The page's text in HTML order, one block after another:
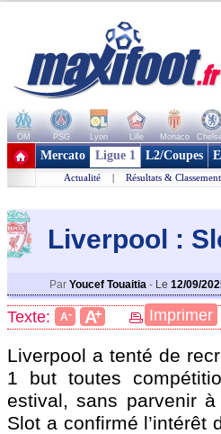
OM PSG Lyon Lille Monaco
+ de clubs
Mercato Ligue 1 L2/Coupes
Actualité | Résultats & Classement
Liverpool :
Par Youcef Touaitia - Le 12/09/
Texte: A- A+ Imprimer
Liverpool a tenté de
1 but toutes
estival, sans parvenir
Slot a confirmé l’intérêt